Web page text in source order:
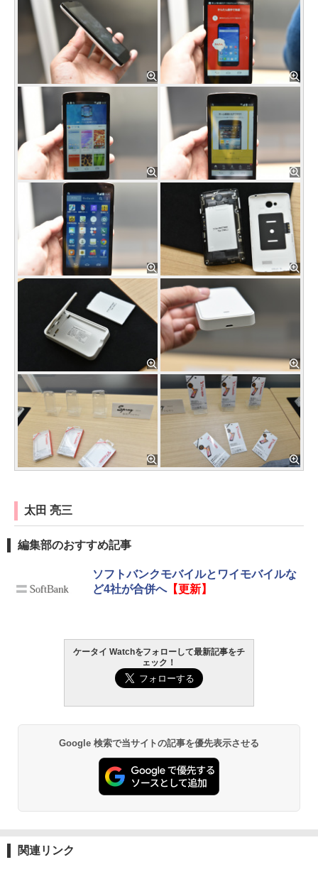
太田 亮三
編集部のおすすめ記事
ソフトバンクモバイルとワイモバイルな
ど4社が合併へ【更新】
ケータイ Watchをフォローして最新記事をチ
ェック！
Google 検索で当サイトの記事を優先表示させる
関連リンク